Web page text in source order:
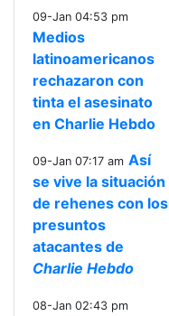
09-Jan 04:53 pm
Medios
latinoamericanos
rechazaron con
tinta el asesinato
en Charlie Hebdo
09-Jan 07:17 am Así
se vive la situación
de rehenes con los
presuntos
atacantes de
Charlie Hebdo
08-Jan 02:43 pm